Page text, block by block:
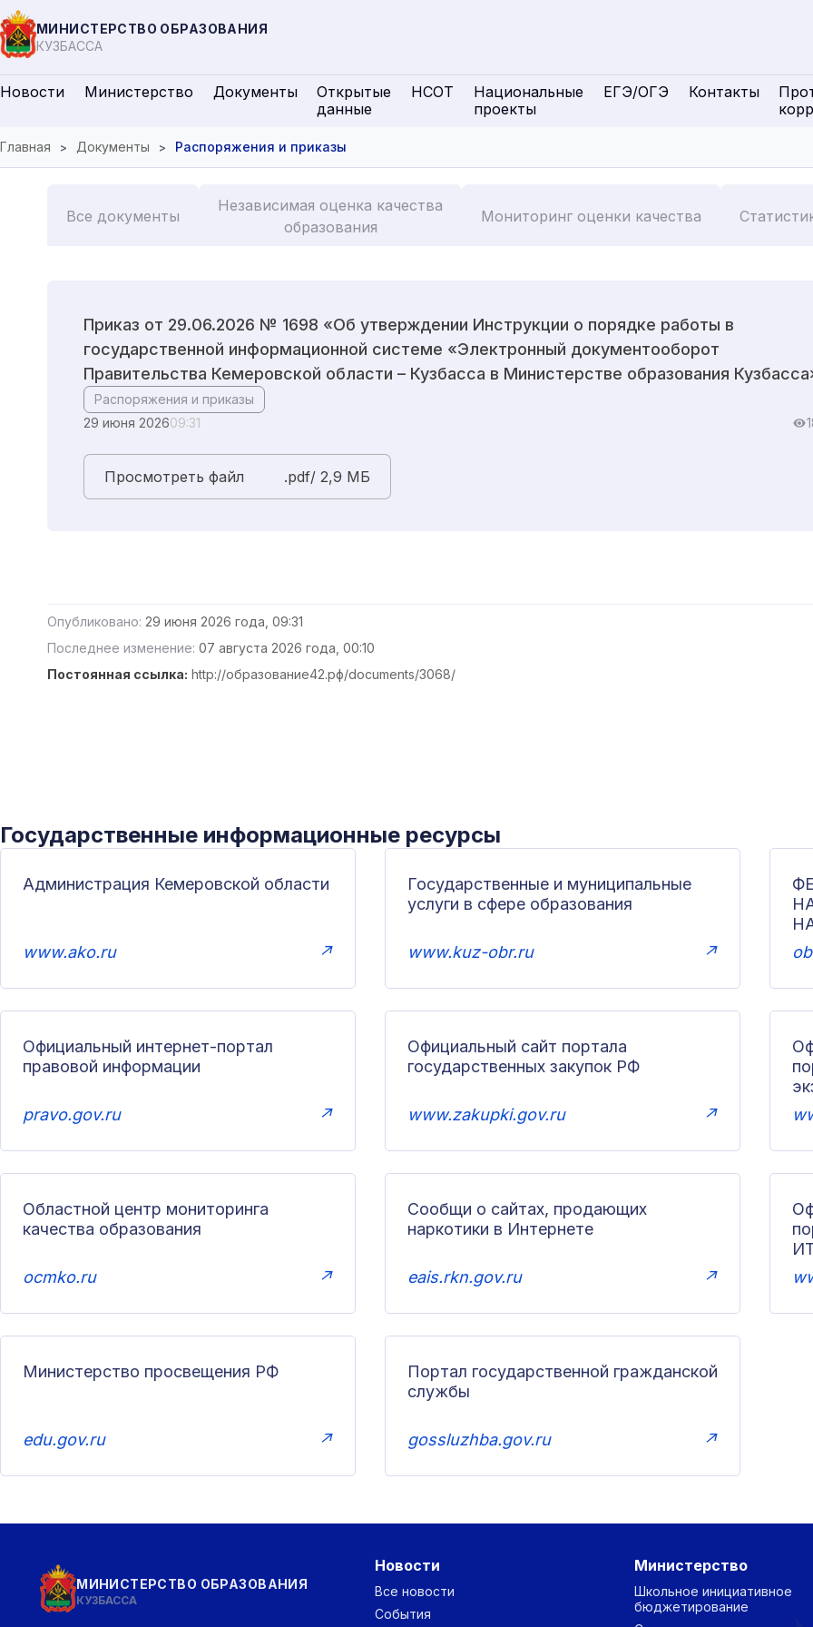
МИНИСТЕРСТВО ОБРАЗОВАНИЯ
КУЗБАССА
Новости Министерство Документы
Открытые
данные
НСОТ
Национальные
проекты
ЕГЭ/ОГЭ Контакты
Главная Документы Распоряжения и приказы
Все документы
Независимая оценка качества
образования
Мониторинг оценки качества
Приказ от 29.06.2026 № 1698 «Об утверждении Инструкции о порядке работы в
государственной информационной системе «Электронный документооборот
Правительства Кемеровской области – Кузбасса в Министерстве образования
Распоряжения и приказы
29 июня 202609:31
Просмотреть файл .pdf/ 2,9 MБ
Опубликовано: 29 июня 2026 года, 09:31
Последнее изменение: 07 августа 2026 года, 00:10
Постоянная ссылка: http://образование42.рф/documents/3068/
Государственные информационные ресурсы
Администрация Кемеровской области
www.ako.ru ↗
Государственные и муниципальные
услуги в сфере образования
www.kuz-obr.ru ↗
Официальный интернет-портал
правовой информации
pravo.gov.ru ↗
Официальный сайт портала
государственных закупок РФ
www.zakupki.gov.ru ↗
Областной центр мониторинга
качества образования
ocmko.ru ↗
Сообщи о сайтах, продающих
наркотики в Интернете
eais.rkn.gov.ru ↗
Министерство просвещения РФ
edu.gov.ru ↗
Портал государственной гражданской
службы
gossluzhba.gov.ru ↗
МИНИСТЕРСТВО ОБРАЗОВАНИЯ
КУЗБАССА
Новости
Все новости
События
Министерство
Школьное инициативное
бюджетирование